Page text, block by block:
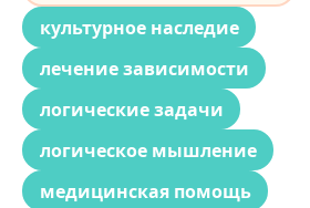
культурное наследие
лечение зависимости
логические задачи
логическое мышление
медицинская помощь